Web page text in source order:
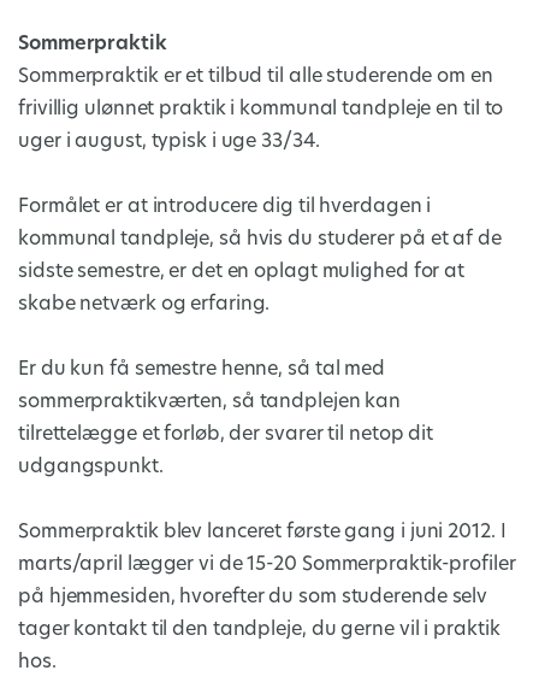
Sommerpraktik
Sommerpraktik er et tilbud til alle studerende om en
frivillig ulønnet praktik i kommunal tandpleje en til to
uger i august, typisk i uge 33/34.
Formålet er at introducere dig til hverdagen i
kommunal tandpleje, så hvis du studerer på et af de
sidste semestre, er det en oplagt mulighed for at
skabe netværk og erfaring.
Er du kun få semestre henne, så tal med
sommerpraktikværten, så tandplejen kan
tilrettelægge et forløb, der svarer til netop dit
udgangspunkt.
Sommerpraktik blev lanceret første gang i juni 2012. I
marts/april lægger vi de 15-20 Sommerpraktik-profiler
på hjemmesiden, hvorefter du som studerende selv
tager kontakt til den tandpleje, du gerne vil i praktik
hos.